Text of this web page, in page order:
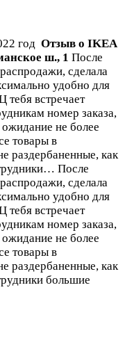
год Отзыв о IKEA
ш., 1 После
сделала
удобно для
тебя встречает
номер заказа,
не более
товары в
раздербаненные, как
После
сделала
удобно для
тебя встречает
номер заказа,
не более
товары в
раздербаненные, как
большие